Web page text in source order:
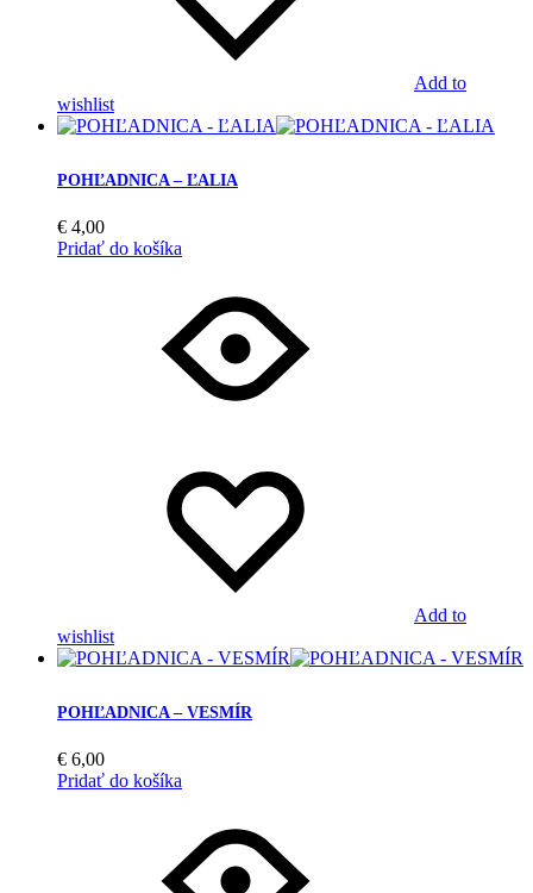
Add to
wishlist
POHĽADNICA – ĽALIA
€ 4,00
Pridať do košíka
Add to
wishlist
POHĽADNICA – VESMÍR
€ 6,00
Pridať do košíka